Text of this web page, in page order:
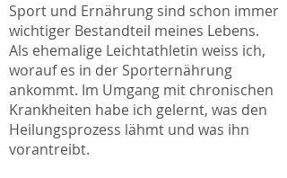
Sport und Ernährung sind schon immer
wichtiger Bestandteil meines Lebens.
Als ehemalige Leichtathletin weiss ich,
worauf es in der Sporternährung
ankommt. Im Umgang mit chronischen
Krankheiten habe ich gelernt, was den
Heilungsprozess lähmt und was ihn
vorantreibt.